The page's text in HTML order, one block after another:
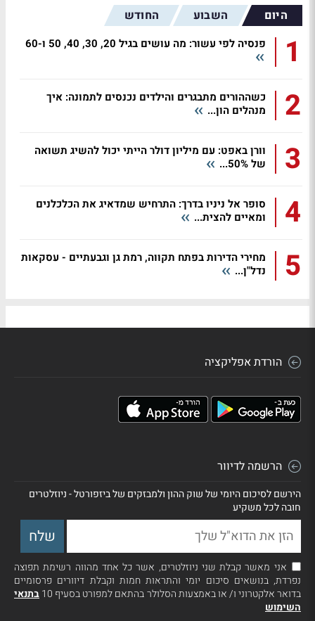
היום השבוע החודש
1 פנסיה לפי עשור: מה עושים בגיל 20, 30, 40, 50 ו-60
2
כשההורים מתבגרים והילדים נכנסים לתמונה: איך
מנהלים הון...
3
וורן באפט: עם מיליון דולר הייתי יכול להשיג תשואה
של 50%...
4
סופר אל ניניו בדרך: התרחיש שמדאיג את הכלכלנים
ומאיים להצית...
5
מחירי הדירות בפתח תקווה, רמת גן וגבעתיים - עסקאות
נדל"ן...
הורדת אפליקציה
הרשמה לדיוור
הירשם לסיכום היומי של שוק ההון ולמבזקים של ביזפורטל - ניוזלטרים
חובה לכל משקיע
אני מאשר קבלת שני ניוזלטרים, אשר כל אחד מהווה רשימת תפוצה
נפרדת, בנושאים סיכום יומי והתראות חמות וקבלת דיוורים פרסומיים
בדואר אלקטרוני ו/ או באמצעות הסלולר בהתאם למפורט בסעיף 10
בתנאי
השימוש